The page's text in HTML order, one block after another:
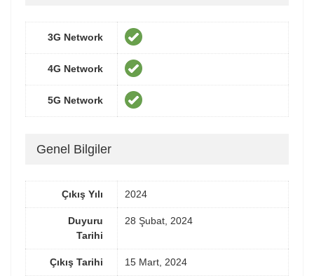
3G Network
4G Network
5G Network
Genel Bilgiler
Çıkış Yılı 2024
Duyuru
Tarihi
28 Şubat, 2024
Çıkış Tarihi 15 Mart, 2024